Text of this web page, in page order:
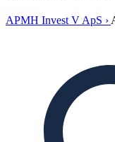
APMH Invest V ApS ›